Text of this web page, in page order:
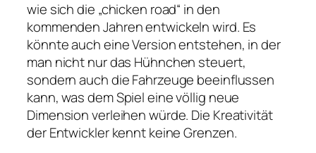
wie sich die „chicken road“ in den
kommenden Jahren entwickeln wird. Es
könnte auch eine Version entstehen, in der
man nicht nur das Hühnchen steuert,
sondern auch die Fahrzeuge beeinflussen
kann, was dem Spiel eine völlig neue
Dimension verleihen würde. Die Kreativität
der Entwickler kennt keine Grenzen.